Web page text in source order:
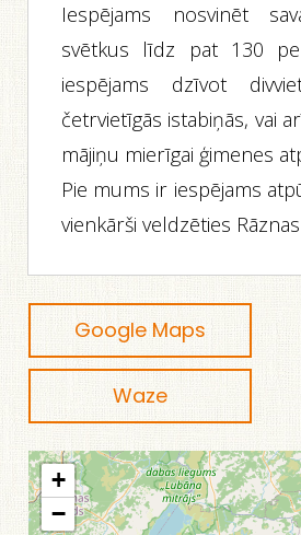
Iespējams nosvinēt
svētkus līdz pat 130
iespējams dzīvot
četrvietīgās istabiņās, vai
mājiņu mierīgai ģimenes
Pie mums ir iespējams
vienkārši veldzēties
Google Maps
Waze
+
−